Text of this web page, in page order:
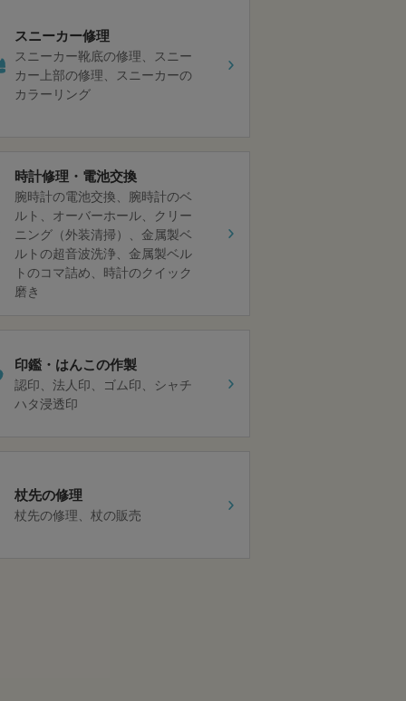
スニーカー修理
スニーカー靴底の修理
スニー
カー上部の修理
スニーカーの
カラーリング
時計修理・電池交換
腕時計の電池交換
腕時計のベ
ルト
オーバーホール
クリー
ニング（外装清掃）
金属製ベ
ルトの超音波洗浄
金属製ベル
トのコマ詰め
時計のクイック
磨き
印鑑・はんこの作製
認印 法人印 ゴム印
シャチ
ハタ浸透印
杖先の修理
杖先の修理 杖の販売